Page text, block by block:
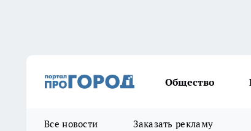
Общество
Все новости Заказать рекламу